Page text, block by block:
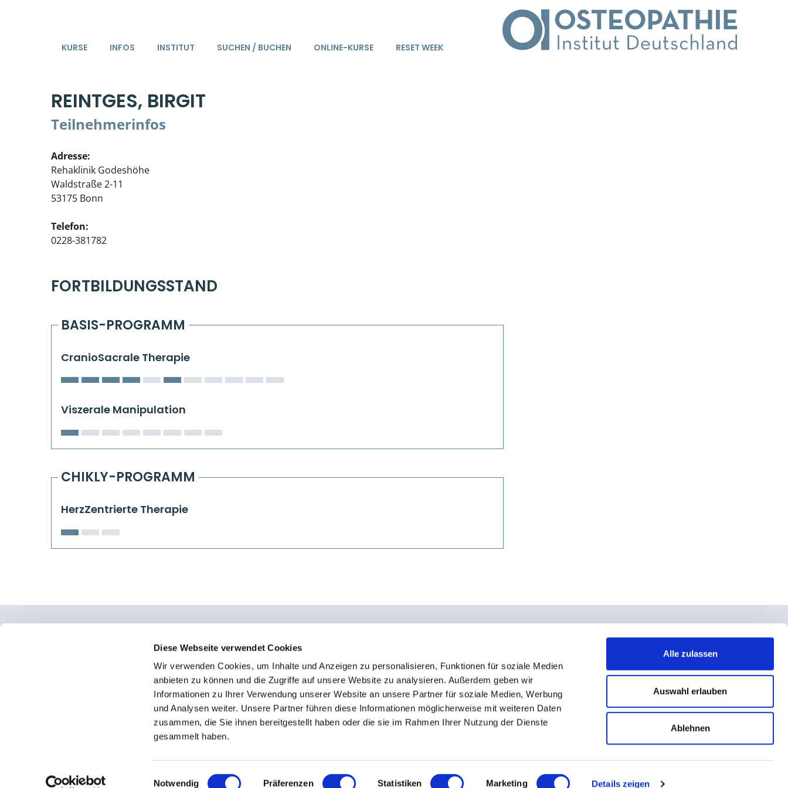
Diese Webseite verwendet Cookies
Wir verwenden Cookies, um Inhalte und Anzeigen zu personalisieren, Funktionen für soziale Medien
anbieten zu können und die Zugriffe auf unsere Website zu analysieren. Außerdem geben wir
Informationen zu Ihrer Verwendung unserer Website an unsere Partner für soziale Medien, Werbung
und Analysen weiter. Unsere Partner führen diese Informationen möglicherweise mit weiteren Daten
zusammen, die Sie ihnen bereitgestellt haben oder die sie im Rahmen Ihrer Nutzung der Dienste
gesammelt haben.
Einwilligungsauswahl
Notwendig Präferenzen Statistiken Marketing Details zeigen
Alle zulassen
Auswahl erlauben
Ablehnen
KURSE INFOS INSTITUT SUCHEN / BUCHEN ONLINE-KURSE RESET WEEK
REINTGES, BIRGIT
Teilnehmerinfos
Adresse:
Rehaklinik Godeshöhe
Waldstraße 2-11
53175 Bonn
Telefon:
0228-381782
FORTBILDUNGSSTAND
BASIS-PROGRAMM
CranioSacrale Therapie
Viszerale Manipulation
CHIKLY-PROGRAMM
HerzZentrierte Therapie
Konrad-Adenauer-Straße 6
0451 - 4 79 95 0
info@osteopathie-institut-deutschland.de
Kontakt
Storno- und Teilnahmebedingungen
Impressum
Datenschutz